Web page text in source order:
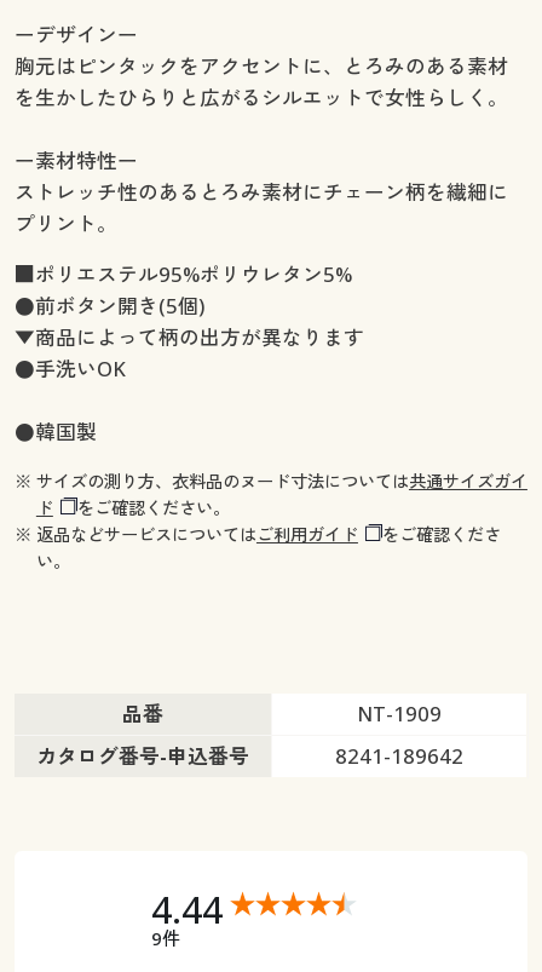
ーデザインー
胸元はピンタックをアクセントに、とろみのある素材
を生かしたひらりと広がるシルエットで女性らしく。
ー素材特性ー
ストレッチ性のあるとろみ素材にチェーン柄を繊細に
プリント。
■ポリエステル95%ポリウレタン5%
●前ボタン開き(5個)
▼商品によって柄の出方が異なります
●手洗いOK
●韓国製
※ サイズの測り方、衣料品のヌード寸法については共通サイズガイ
ド
をご確認ください。
※ 返品などサービスについてはご利用ガイド
をご確認くださ
い。
品番
NT-1909
カタログ番号-申込番号
8241-189642
4.44
9件